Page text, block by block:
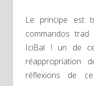
Le principe est
commandos
IciBal ! un de
réappropriation
réflexions de